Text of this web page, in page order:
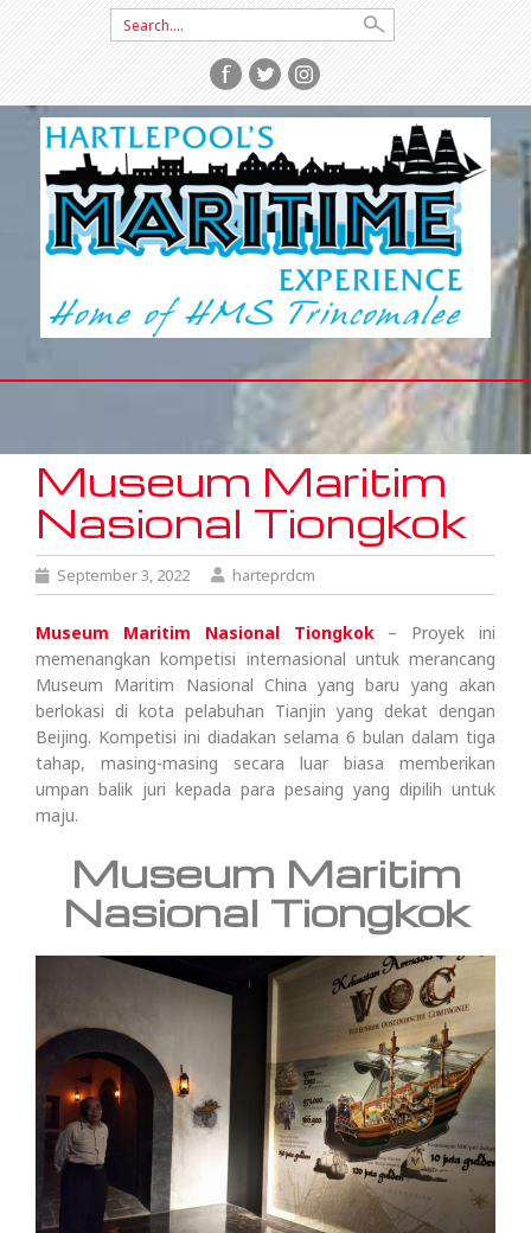
Search
for:
CONTENT
Museum Maritim
Nasional Tiongkok
September 3, 2022 harteprdcm
Museum Maritim Nasional Tiongkok– Proyek ini
memenangkan kompetisi internasional untuk merancang
Museum Maritim Nasional China yang baru yang akan
berlokasi di kota pelabuhan Tianjin yang dekat dengan
Beijing. Kompetisi ini diadakan selama 6 bulan dalam tiga
tahap, masing-masing secara luar biasa memberikan
umpan balik juri kepada para pesaing yang dipilih untuk
maju.
Museum Maritim
Nasional Tiongkok